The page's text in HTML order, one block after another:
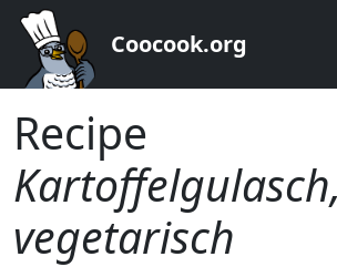
Coocook.org
Recipe
Kartoffelgulasch,
vegetarisch